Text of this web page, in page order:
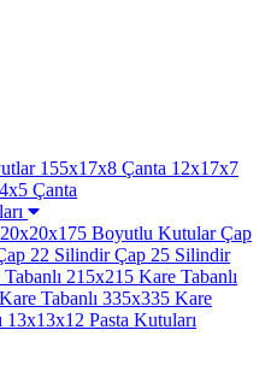
155x17x8 Çanta 12x17x7
Çanta
Boyutlu KutularÇap
22 SilindirÇap 25 Silindir
215x215 Kare Tabanlı
Tabanlı 335x335 Kare
13x13x12 Pasta Kutuları